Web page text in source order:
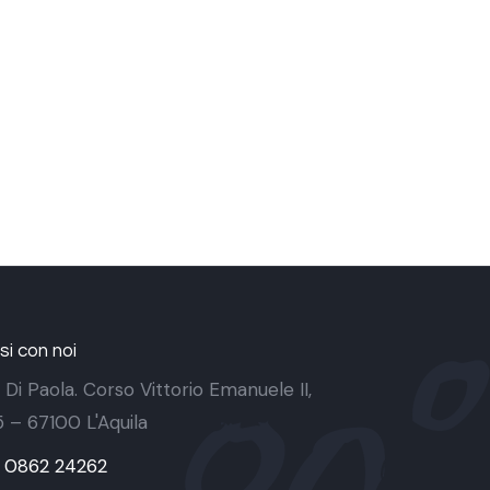
con noi
Di Paola. Corso Vittorio Emanuele II,
– 67100 L'Aquila
0862 24262